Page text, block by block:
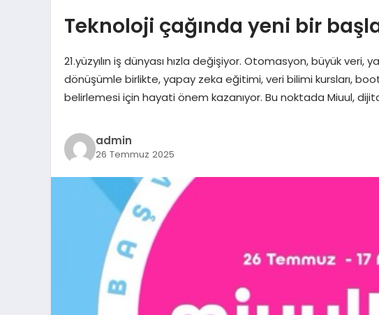
Teknoloji çağında yeni bir
21.yüzyılın iş dünyası hızla değişiyor. Otomasyon, büyük
dönüşümle birlikte, yapay zeka eğitimi, veri bilimi kursları,
belirlemesi için hayati önem kazanıyor. Bu noktada Miuul,
admin
26 Temmuz 2025